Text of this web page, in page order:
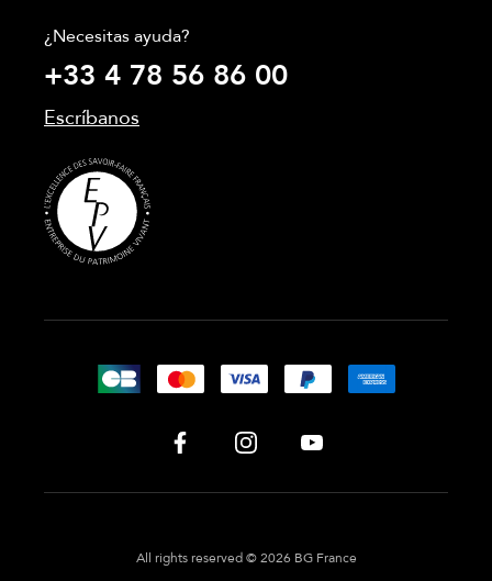
¿Necesitas ayuda?
+33 4 78 56 86 00
Escríbanos
All rights reserved © 2026 BG France